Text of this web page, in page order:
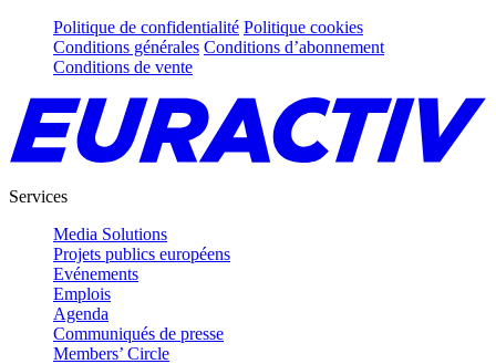
Politique de confidentialité Politique cookies
Conditions générales Conditions d’abonnement
Conditions de vente
Services
Media Solutions
Projets publics européens
Evénements
Emplois
Agenda
Communiqués de presse
Members’ Circle